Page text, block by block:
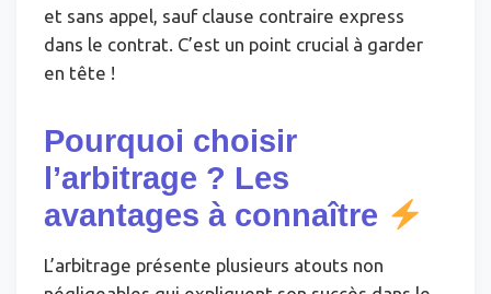
et sans appel, sauf clause contraire express
dans le contrat. C’est un point crucial à garder
en tête !
Pourquoi choisir
l’arbitrage ? Les
avantages à connaître
L’arbitrage présente plusieurs atouts non